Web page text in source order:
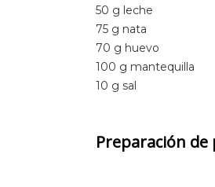
50 g leche
75 g nata
70 g huevo
100 g mantequilla
10 g sal
Preparación de